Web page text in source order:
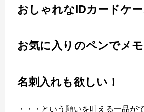
おしゃれなIDカードケ
お気に入りのペンでメ
名刺入れも欲しい！
・・・という願いを叶える一品が